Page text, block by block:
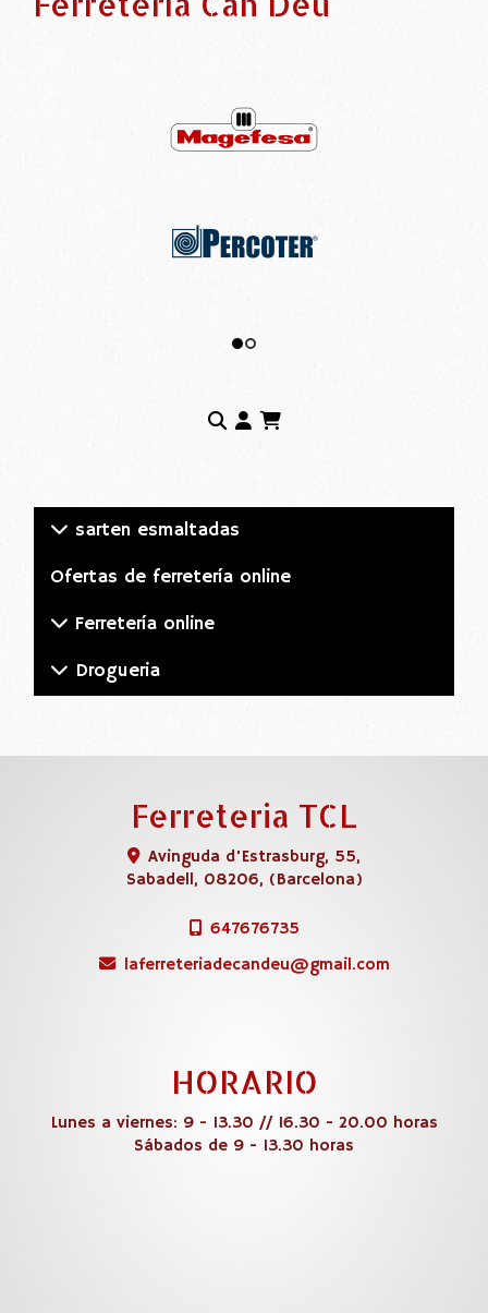
sarten esmaltadas
Ofertas de ferretería online
Ferretería online
Drogueria
Ferreteria TCL
Avinguda d'Estrasburg, 55,
Sabadell, 08206, (Barcelona)
647676735
laferreteriadecandeu
gmail.com
HORARIO
Lunes a viernes: 9 - 13.30 // 16.30 - 20.00 horas
Sábados de 9 - 13.30 horas